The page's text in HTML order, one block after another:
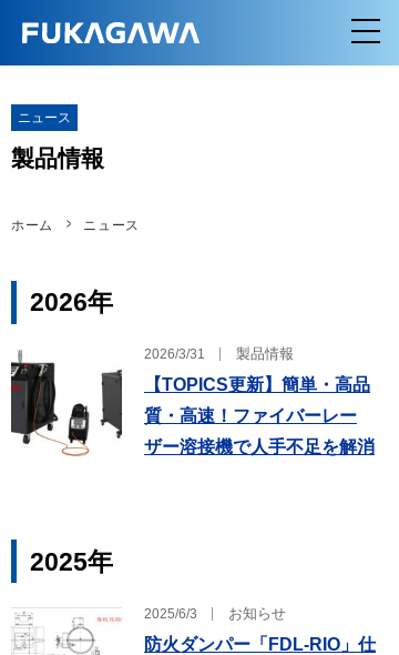
ニュース
製品情報
ホーム ニュース
2026年
2026/3/31 製品情報
【TOPICS更新】簡単・高品
質・高速！ファイバーレー
ザー溶接機で人手不足を解消
2025年
2025/6/3 お知らせ
防火ダンパー「FDL-RIO」仕